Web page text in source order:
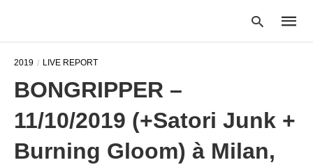
your
2019 LIVE REPORT
BONGRIPPER –
11/10/2019 (+Satori Junk +
Burning Gloom) à Milan,